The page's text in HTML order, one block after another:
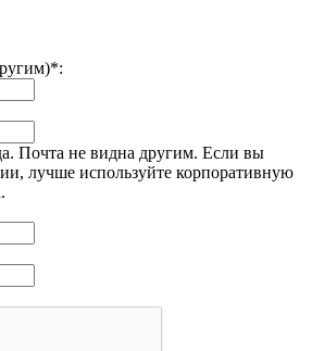
*:
Почта не видна другим. Если вы
лучше используйте корпоративную